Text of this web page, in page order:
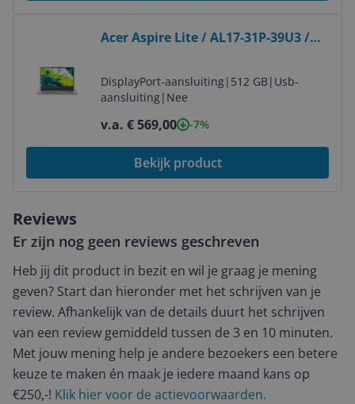
Acer Aspire Lite / AL17-31P-39U3 /
DisplayPort-aansluiting| 512 GB| Usb-
aansluiting| Nee
v.a. € 569,00 -7%
Bekijk product
Reviews
Er zijn nog geen reviews geschreven
Heb jij dit product in bezit en wil je graag je mening
geven? Start dan hieronder met het schrijven van je
review. Afhankelijk van de details duurt het schrijven
van een review gemiddeld tussen de 3 en 10 minuten.
Met jouw mening help je andere bezoekers een betere
keuze te maken én maak je iedere maand kans op
€250,-! Klik hier voor de actievoorwaarden.